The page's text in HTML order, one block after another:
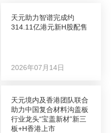
天元助力智谱完成约
314.11亿港元新H股配售
2026年07月14日
天元境内及香港团队联合
助力中国复合材料沟盖板
行业龙头“宝盖新材”新三
板+H香港上市